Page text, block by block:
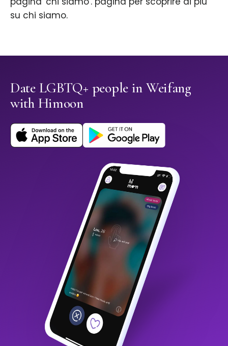
su chi siamo.
Date LGBTQ+ people in Weifang
with Himoon